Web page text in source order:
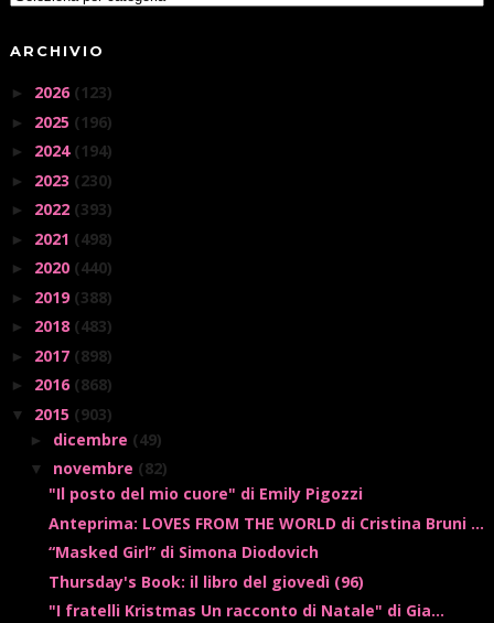
ARCHIVIO
► 2026 (123)
► 2025 (196)
► 2024 (194)
► 2023 (230)
► 2022 (393)
► 2021 (498)
► 2020 (440)
► 2019 (388)
► 2018 (483)
► 2017 (898)
► 2016 (868)
▼ 2015 (903)
► dicembre (49)
▼ novembre (82)
"Il posto del mio cuore" di Emily Pigozzi
Anteprima: LOVES FROM THE WORLD di Cristina Bruni ...
“Masked Girl” di Simona Diodovich
Thursday's Book: il libro del giovedì (96)
"I fratelli Kristmas Un racconto di Natale" di Gia...